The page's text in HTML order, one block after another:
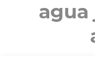
agua